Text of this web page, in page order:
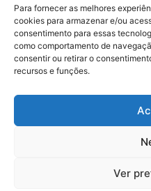
Para fornecer as melhores
cookies para armazenar e/ou
consentimento para essas
como comportamento de
consentir ou retirar o
recursos e funções.
Ver
E-mail:
Telefone: (82) 9
Responsável
Rua do Sau -
© 2022 - 2026
direitos
five